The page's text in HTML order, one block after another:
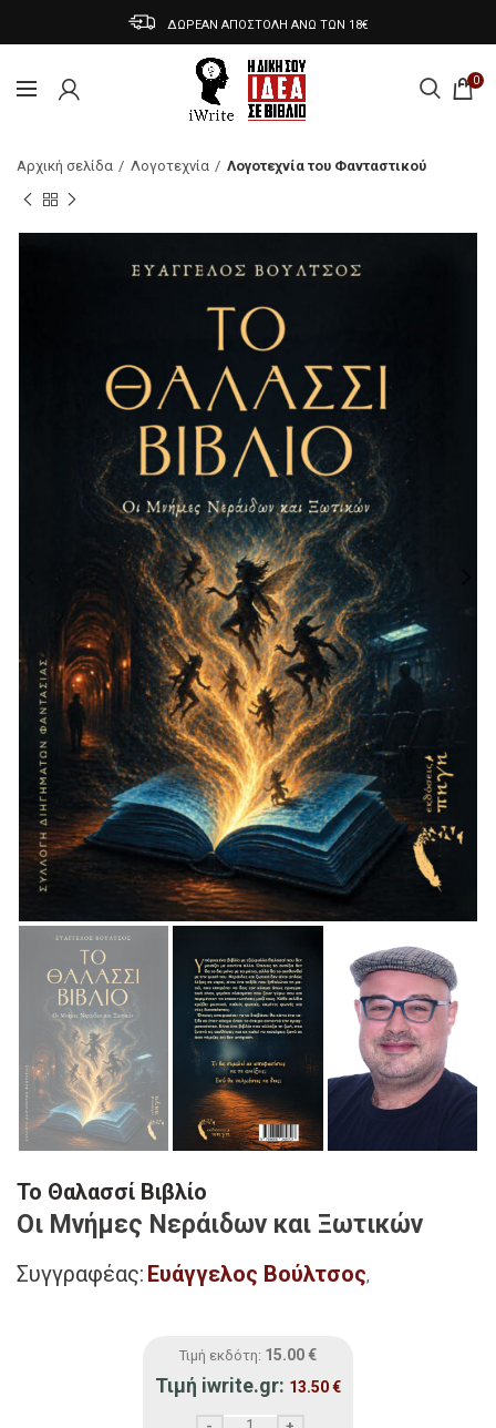
ΔΩΡΕΑΝ ΑΠΟΣΤΟΛΗ ΑΝΩ ΤΩΝ 18€
0
Αρχική σελίδα Λογοτεχνία Λογοτεχνία του Φανταστικού
Το Θαλασσί Βιβλίο
Οι Μνήμες Νεράιδων και Ξωτικών
Συγγραφέας: Ευάγγελος Βούλτσος,
Τιμή εκδότη: 15.00 €
Τιμή iwrite.gr: 13.50€